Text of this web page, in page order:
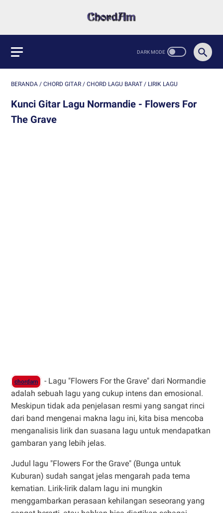
BERANDA / CHORD GITAR / CHORD LAGU BARAT / LIRIK LAGU
Kunci Gitar Lagu Normandie - Flowers For
The Grave
chordam
- Lagu "Flowers For the Grave" dari Normandie
adalah sebuah lagu yang cukup intens dan emosional.
Meskipun tidak ada penjelasan resmi yang sangat rinci
dari band mengenai makna lagu ini, kita bisa mencoba
menganalisis lirik dan suasana lagu untuk mendapatkan
gambaran yang lebih jelas.
Judul lagu "Flowers For the Grave" (Bunga untuk
Kuburan) sudah sangat jelas mengarah pada tema
kematian. Lirik-lirik dalam lagu ini mungkin
menggambarkan perasaan kehilangan seseorang yang